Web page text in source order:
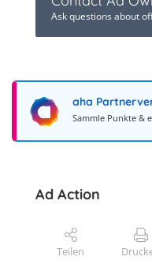
Ask questions about
aha
Sammle Punkte &
Ad Action
Teilen